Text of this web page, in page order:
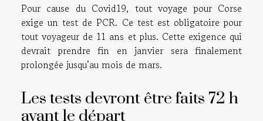
Pour cause du Covid19, tout voyage pour Corse
exige un test de PCR. Ce test est obligatoire pour
tout voyageur de 11 ans et plus. Cette exigence qui
devrait prendre fin en janvier sera finalement
prolongée jusqu’au mois de mars.
Les tests devront être faits 72 h
avant le départ